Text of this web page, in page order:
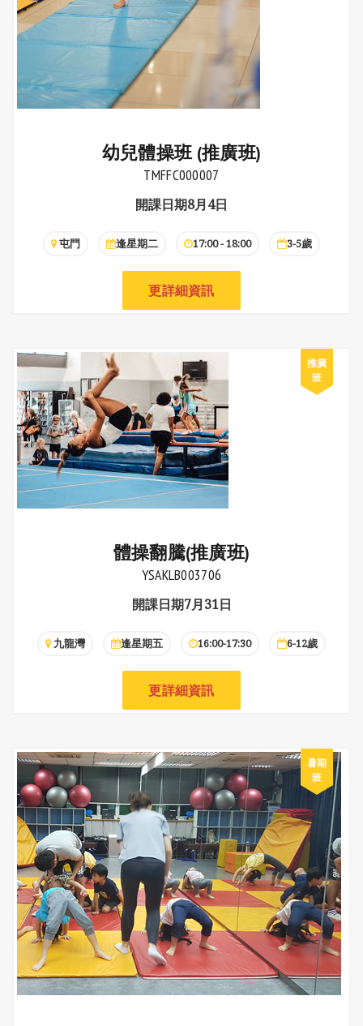
幼兒體操班 (推廣班)
TMFFC000007
開課日期8月4日
屯門 逢星期二 17:00 - 18:00 3-5歲
更詳細資訊
體操翻騰(推廣班)
YSAKLB003706
開課日期7月31日
九龍灣 逢星期五 16:00-17:30 6-12歲
更詳細資訊